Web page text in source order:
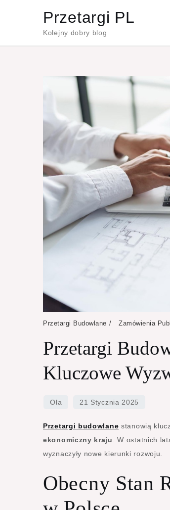
Przetargi PL
Kolejny dobry blog
Przetargi Budowlane Zamówienia
Przetargi
Kluczowe
Przetargi budowlane stanowią
ekonomiczny kraju
. W ostatnich
wyznaczyły nowe kierunki rozwoju.
Obecny Stan